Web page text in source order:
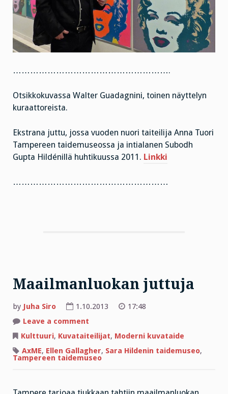
……………………………………………….
Otsikkokuvassa Walter Guadagnini, toinen näyttelyn
kuraattoreista.
Ekstrana juttu, jossa vuoden nuori taiteilija Anna Tuori
Tampereen taidemuseossa ja intialanen Subodh
Gupta Hildénillä huhtikuussa 2011. Linkki
………………………………………………
Maailmanluokan juttuja
by Juha Siro 1.10.2013
17:48
Leave a comment
juttuja
Kulttuuri, Kuvataiteilijat, Moderni kuvataide
AxME, Ellen Gallagher, Sara Hildenin taidemuseo,
Tampereen taidemuseo